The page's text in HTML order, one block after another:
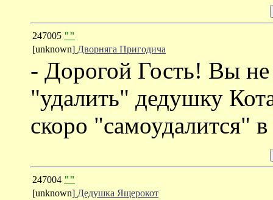
247005 ""
[unknown] Дворняга Пригодича
- Дорогой Гость! Вы
"удалить" дедушку
скоро "самоудалится"
247004 ""
[unknown] Дедушка Ящерокот